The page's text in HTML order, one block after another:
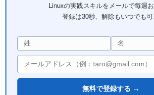
Linuxの実践スキルをメールで毎週お
登録は30秒、解除もいつでも可
無料で登録する →